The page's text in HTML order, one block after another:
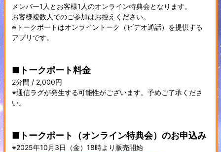
メンバー1人とお客様1人のオンライン特典会となります。
お客様複数人でのご参加はお控えください。
※トークポートはオンライントーク（ビデオ通話）を提供する
アプリです。
■トークポート料金
2分間 / 2,000円
※通信ラグが発生する可能性がございます。予めご了承くださ
い。
■トークポート（オンライン特典会）のお申込み
※2025年10月3日（金）18時より販売開始